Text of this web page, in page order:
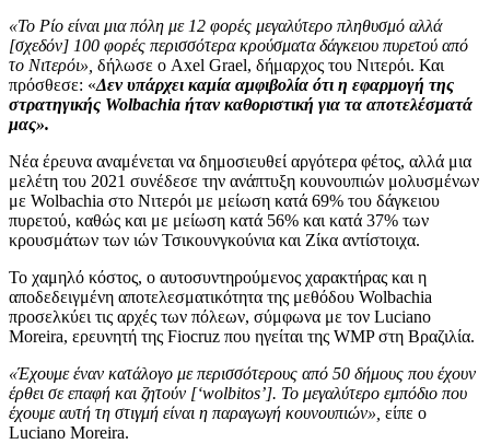
«Το Ρίο είναι μια πόλη με 12 φορές μεγαλύτερο πληθυσμό αλλά
[σχεδόν] 100 φορές περισσότερα κρούσματα δάγκειου πυρετού από
το Νιτερόι», δήλωσε ο Axel Grael, δήμαρχος του Νιτερόι. Και
πρόσθεσε: «Δεν υπάρχει καμία αμφιβολία ότι η εφαρμογή της
στρατηγικής Wolbachia ήταν καθοριστική για τα αποτελέσματά
μας».
Νέα έρευνα αναμένεται να δημοσιευθεί αργότερα φέτος, αλλά μια
μελέτη του 2021 συνέδεσε την ανάπτυξη κουνουπιών μολυσμένων
με Wolbachia στο Νιτερόι με μείωση κατά 69% του δάγκειου
πυρετού, καθώς και με μείωση κατά 56% και κατά 37% των
κρουσμάτων των ιών Τσικουνγκούνια και Ζίκα αντίστοιχα.
Το χαμηλό κόστος, ο αυτοσυντηρούμενος χαρακτήρας και η
αποδεδειγμένη αποτελεσματικότητα της μεθόδου Wolbachia
προσελκύει τις αρχές των πόλεων, σύμφωνα με τον Luciano
Moreira, ερευνητή της Fiocruz που ηγείται της WMP στη Βραζιλία.
«Έχουμε έναν κατάλογο με περισσότερους από 50 δήμους που έχουν
έρθει σε επαφή και ζητούν [‘wolbitos’]. Το μεγαλύτερο εμπόδιο που
έχουμε αυτή τη στιγμή είναι η παραγωγή κουνουπιών», είπε ο
Luciano Moreira.